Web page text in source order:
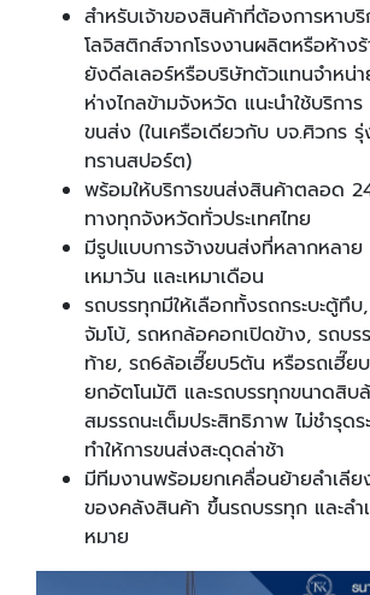
สำหรับเจ้าของสินค้าที่ต้องการหาบ
โลจิสติกส์จากโรงงานผลิตหรือห้าง
ยังดีลเลอร์หรือบริษัทตัวแทนจำหน่
ห่างไกลข้ามจังหวัด แนะนำใช้บริกา
ขนส่ง (ในเครือเดียวกับ บจ.ศิวกร
ทรานสปอร์ต)
พร้อมให้บริการขนส่งสินค้าตลอด
ทางทุกจังหวัดทั่วประเทศไทย
มีรูปแบบการจ้างขนส่งที่หลากหลาย
เหมาวัน และเหมาเดือน
รถบรรทุกมีให้เลือกทั้งรถกระบะตู้ทึ
จัมโบ้, รถหกล้อคอกเปิดข้าง, รถบ
ท้าย, รถ6ล้อเฮี๊ยบ5ตัน หรือรถเฮี๊ย
ยกอัตโนมัติ และรถบรรทุกขนาดสิบ
สมรรถนะเต็มประสิทธิภาพ ไม่ชำรุดร
ทำให้การขนส่งสะดุดล่าช้า
มีทีมงานพร้อมยกเคลื่อนย้ายลำเลี
ของคลังสินค้า ขึ้นรถบรรทุก และล
หมาย